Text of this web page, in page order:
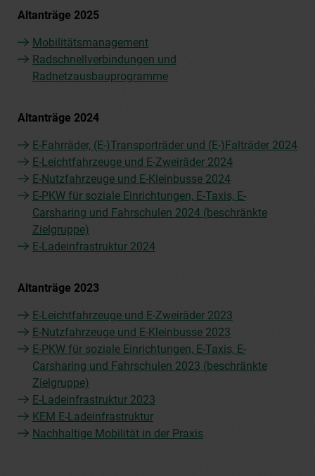
Altanträge 2025
Mobilitätsmanagement
Radschnellverbindungen und
Radnetzausbauprogramme
Altanträge 2024
E-Fahrräder, (E-)Transporträder und (E-)Falträder 2024
E-Leichtfahrzeuge und E-Zweiräder 2024
E-Nutzfahrzeuge und E-Kleinbusse 2024
E-PKW für soziale Einrichtungen, E-Taxis, E-
Carsharing und Fahrschulen 2024 (beschränkte
Zielgruppe)
E-Ladeinfrastruktur 2024
Altanträge 2023
E-Leichtfahrzeuge und E-Zweiräder 2023
E-Nutzfahrzeuge und E-Kleinbusse 2023
E-PKW für soziale Einrichtungen, E-Taxis, E-
Carsharing und Fahrschulen 2023 (beschränkte
Zielgruppe)
E-Ladeinfrastruktur 2023
KEM E-Ladeinfrastruktur
Nachhaltige Mobilität in der Praxis